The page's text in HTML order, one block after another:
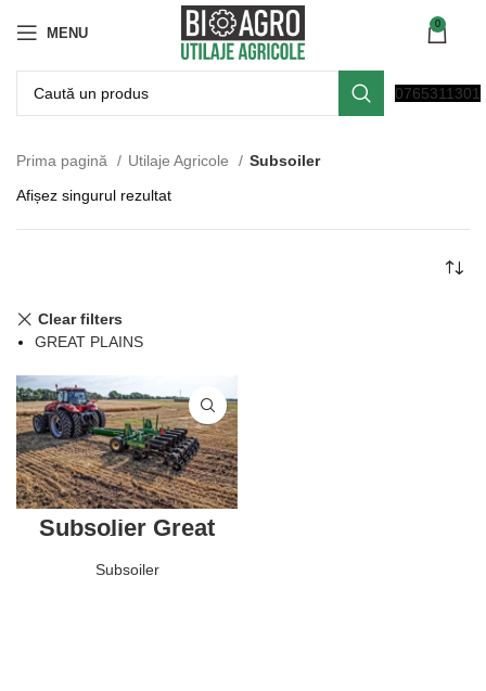
MENU
0
0765311301
Prima pagină Utilaje Agricole
Subsoiler
Afișez singurul rezultat
Clear filters
GREAT PLAINS
Subsolier Great
Plains
Subsoiler